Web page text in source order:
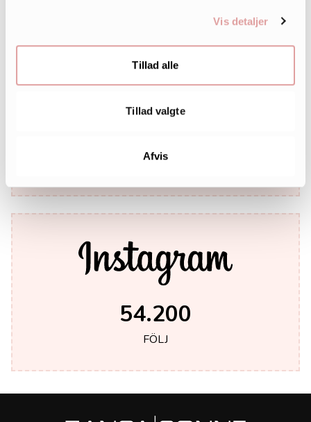
Vis detaljer
Tillad alle
Tillad valgte
Afvis
LIKES
54.200
FÖLJ